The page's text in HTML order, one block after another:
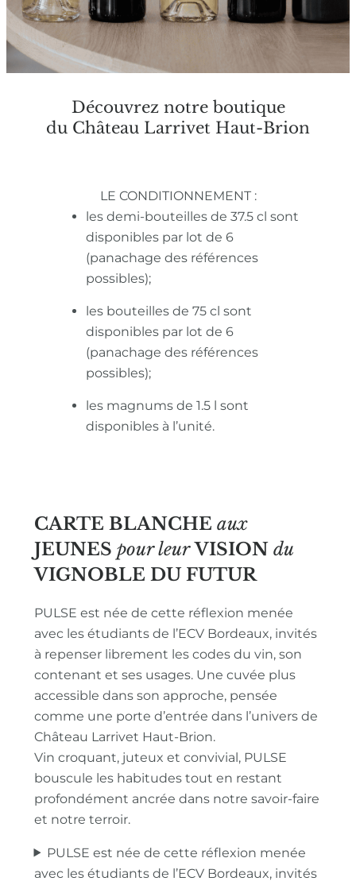
Découvrez notre boutique
du Château Larrivet Haut-Brion
LE CONDITIONNEMENT :
les demi-bouteilles de 37.5 cl sont
disponibles par lot de 6
(panachage des références
possibles);
les bouteilles de 75 cl sont
disponibles par lot de 6
(panachage des références
possibles);
les magnums de 1.5 l sont
disponibles à l’unité.
CARTE BLANCHE aux
JEUNES pour leur VISION du
VIGNOBLE DU FUTUR
PULSE est née de cette réflexion menée
avec les étudiants de l’ECV Bordeaux, invités
à repenser librement les codes du vin, son
contenant et ses usages. Une cuvée plus
accessible dans son approche, pensée
comme une porte d’entrée dans l’univers de
Château Larrivet Haut-Brion.
Vin croquant, juteux et convivial, PULSE
bouscule les habitudes tout en restant
profondément ancrée dans notre savoir-faire
et notre terroir.
PULSE est née de cette réflexion menée
avec les étudiants de l’ECV Bordeaux, invités